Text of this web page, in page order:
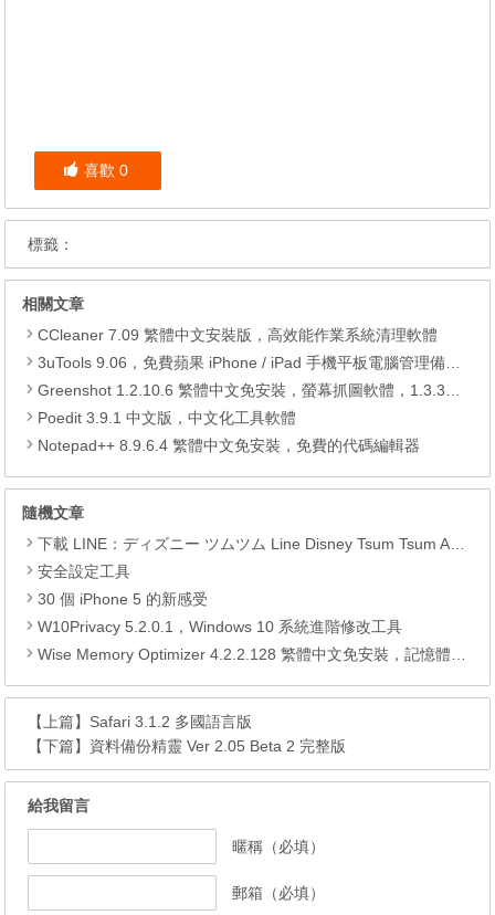
喜歡 0
標籤：
相關文章
CCleaner 7.09 繁體中文安裝版，高效能作業系統清理軟體
3uTools 9.06，免費蘋果 iPhone / iPad 手機平板電腦管理備份還原軟體
Greenshot 1.2.10.6 繁體中文免安裝，螢幕抓圖軟體，1.3.315 安裝版
Poedit 3.9.1 中文版，中文化工具軟體
Notepad++ 8.9.6.4 繁體中文免安裝，免費的代碼編輯器
隨機文章
下載 LINE：ディズニー ツムツム Line Disney Tsum Tsum APK
安全設定工具
30 個 iPhone 5 的新感受
W10Privacy 5.2.0.1，Windows 10 系統進階修改工具
Wise Memory Optimizer 4.2.2.128 繁體中文免安裝，記憶體最佳化工具
【上篇】 Safari 3.1.2 多國語言版
【下篇】 資料備份精靈 Ver 2.05 Beta 2 完整版
給我留言
暱稱（必填）
郵箱（必填）